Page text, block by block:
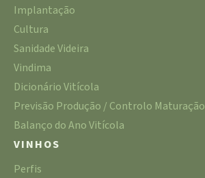
Implantação
Cultura
Sanidade Videira
Vindima
Dicionário Vitícola
Previsão Produção / Controlo Maturação
Balanço do Ano Vitícola
VINHOS
Perfis